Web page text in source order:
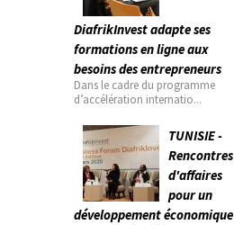
DiafrikInvest adapte ses
formations en ligne aux
besoins des entrepreneurs
Dans le cadre du programme
d’accélération internatio...
TUNISIE -
Rencontres
d'affaires
pour un
développement économique